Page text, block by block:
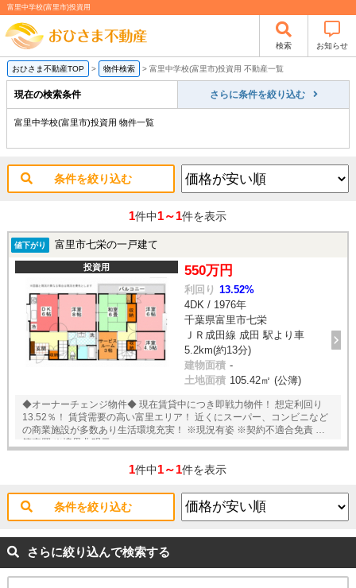
富里中学校(富里市)投資用
検索 お知らせ
おひさま不動産TOP > 物件検索 > 富里中学校(富里市)投資用 不動産一覧
現在の検索条件 さらに条件を絞り込む
富里中学校(富里市)投資用 物件一覧
条件を絞り込む
1件中1～1件を表示
値下がり 富里市七栄の一戸建て
投資用 550万円
利回り 13.52%
4DK / 1976年
千葉県富里市七栄
ＪＲ成田線 成田 駅より車
5.2km(約13分)
建物面積 -
土地面積 105.42㎡ (公簿)
◆オーナーチェンジ物件◆ 現在賃貸中につき即戦力物件！ 想定利回り
13.52％！ 賃貸需要の高い富里エリア！ 近くにスーパー、コンビニなど
の商業施設が多数あり生活環境充実！ ※現況有姿 ※契約不適合免責 ※公
簿売買 ※境界非明示
1件中1～1件を表示
条件を絞り込む
さらに絞り込んで検索する